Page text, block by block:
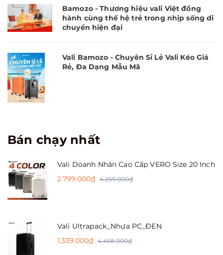
Bamozo - Thương hiệu vali Việt đồng
hành cùng thế hệ trẻ trong nhịp sống di
chuyển hiện đại
Vali Bamozo - Chuyên Sỉ Lẻ Vali Kéo Giá
Rẻ, Đa Dạng Mẫu Mã
Bán chạy nhất
Vali Doanh Nhân Cao Cấp VERO Size 20 Inch
2.799.000₫ 4.259.000₫
Vali Ultrapack_Nhựa PC_ĐEN
1.339.000₫ 4.458.000₫